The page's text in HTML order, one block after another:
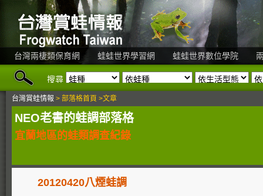
台灣兩棲類保育網 蛙蛙世界學習網 蛙蛙世界數位學院
搜尋
台灣賞蛙情報 > 部落格首頁 >文章
NEO老書的蛙調部落格
宜蘭地區的蛙類調查紀錄
20120420八煙蛙調